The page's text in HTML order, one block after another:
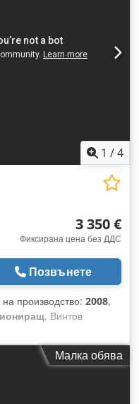
1 /4
3 350 €
Фиксирана цена без ДДС
Позвънете
производство: 2008,
, Винтов
с честотен инвертор,
данни:
38 kW;Малка обява